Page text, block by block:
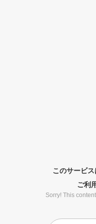
このサービ
ご利
Sorry! This